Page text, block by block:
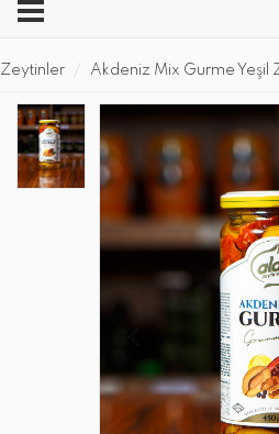
Zeytinler Akdeniz Mix Gurme Yeşil